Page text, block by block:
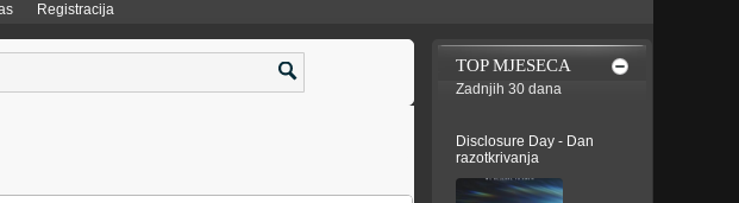
Registracija
TOP MJESECA
Zadnjih 30 dana
Disclosure Day - Dan
razotkrivanja